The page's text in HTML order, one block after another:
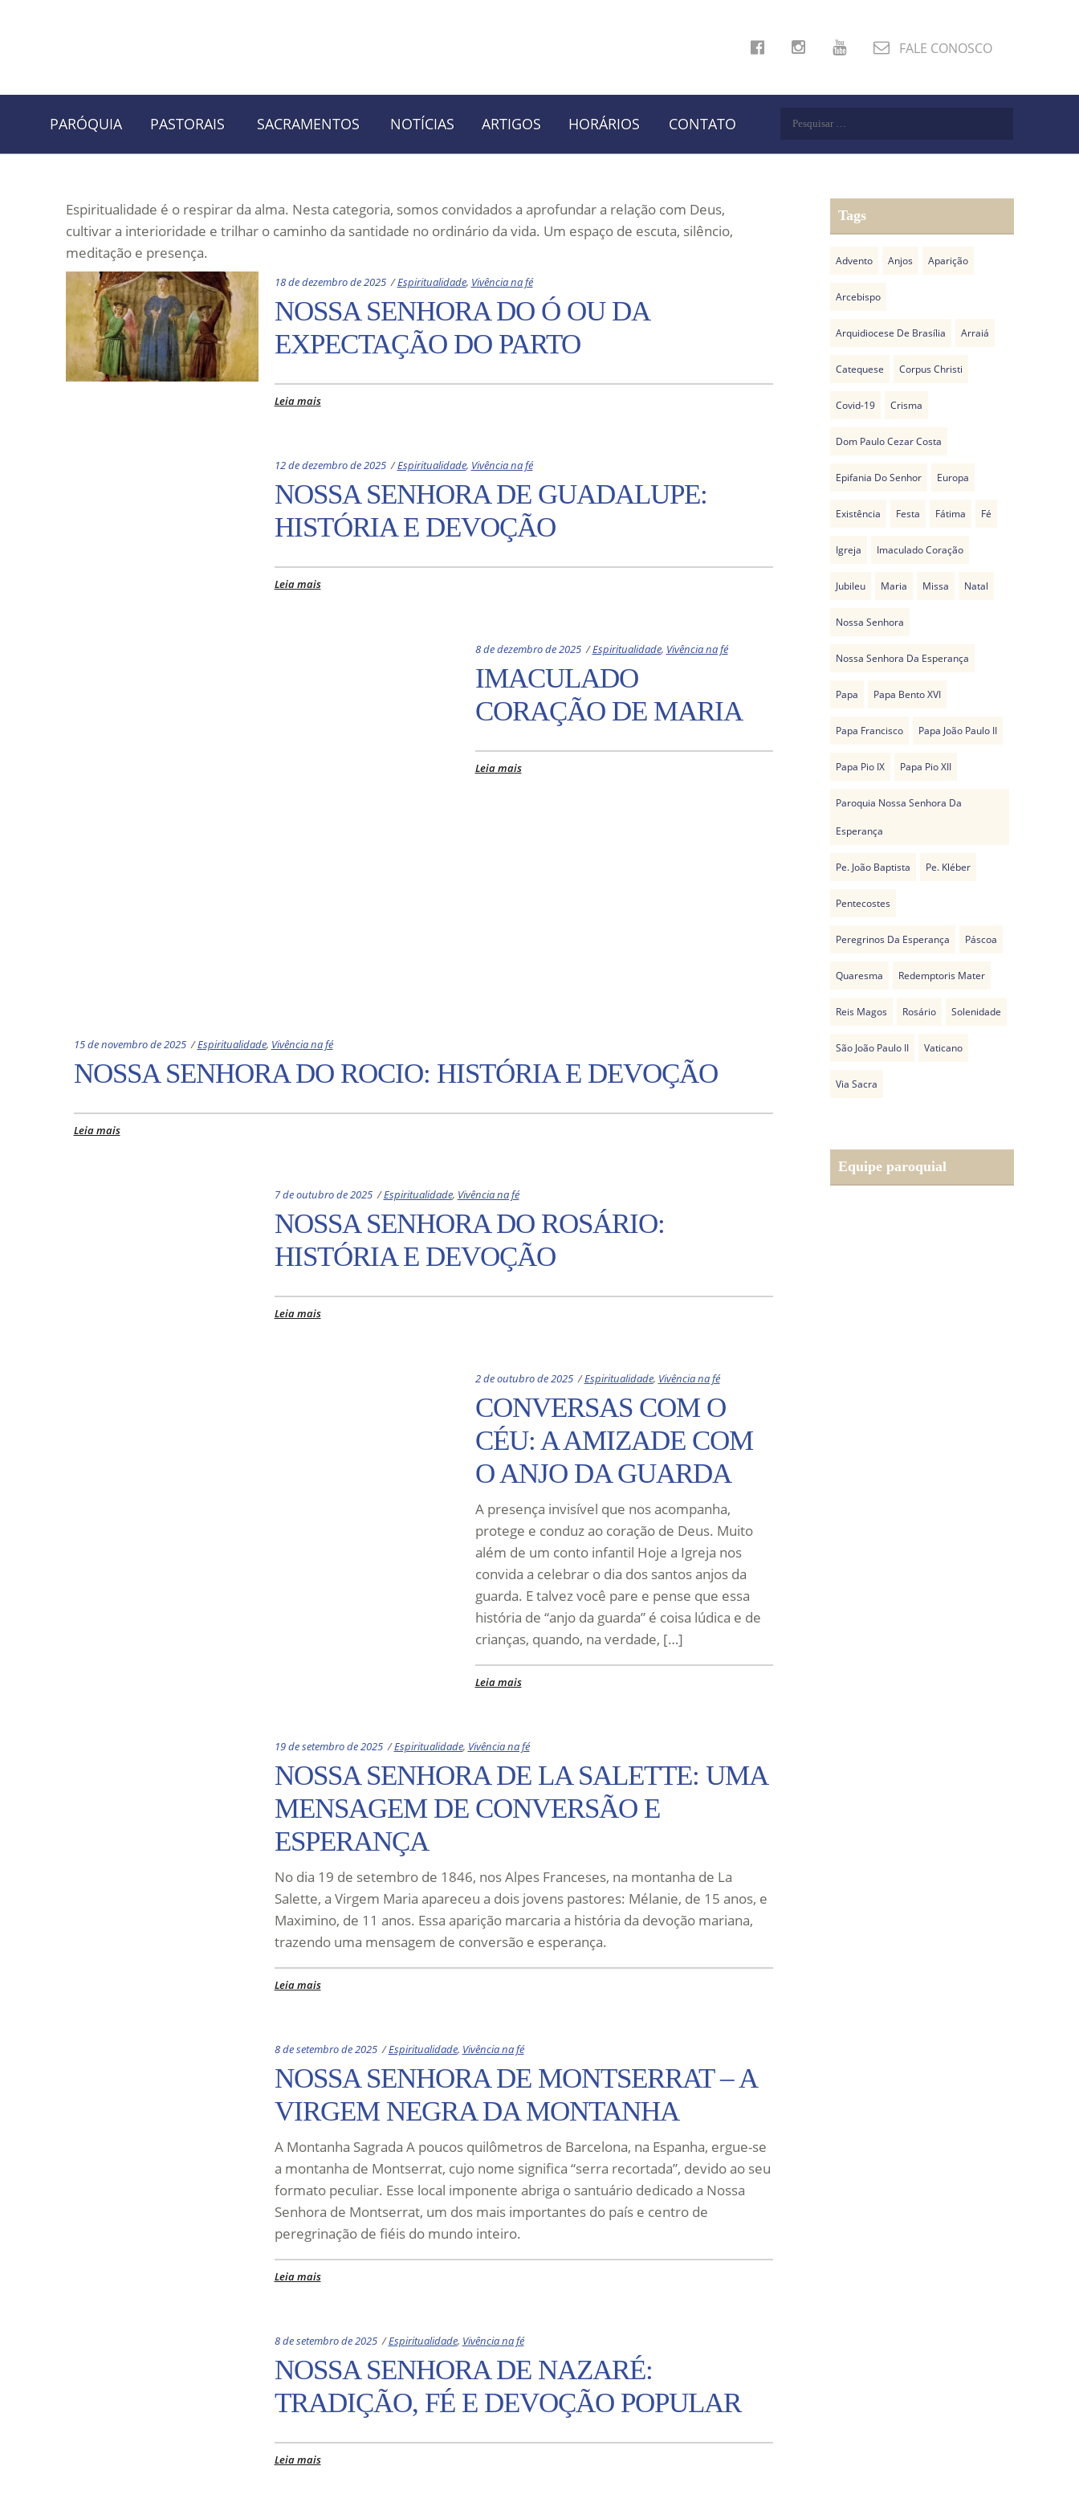
FALE CONOSCO
to
to
PARÓQUIA PASTORAIS SACRAMENTOS NOTÍCIAS ARTIGOS HORÁRIOS CONTATO
Pesquisar
Espiritualidade é o respirar da alma. Nesta categoria, somos convidados a aprofundar a relação com Deus,
cultivar a interioridade e trilhar o caminho da santidade no ordinário da vida. Um espaço de escuta, silêncio,
meditação e presença.
18 de dezembro de 2025 Categories:
Espiritualidade, Vivência na fé
NOSSA SENHORA DO Ó OU DA
EXPECTAÇÃO DO PARTO
Leia mais
12 de dezembro de 2025 Categories:
Espiritualidade, Vivência na fé
NOSSA SENHORA DE GUADALUPE:
HISTÓRIA E DEVOÇÃO
Leia mais
8 de dezembro de 2025 Categories:
Espiritualidade, Vivência na fé
IMACULADO
CORAÇÃO DE MARIA
Leia mais
15 de novembro de 2025 Categories:
Espiritualidade, Vivência na fé
NOSSA SENHORA DO ROCIO: HISTÓRIA E DEVOÇÃO
Leia mais
7 de outubro de 2025 Categories:
Espiritualidade, Vivência na fé
NOSSA SENHORA DO ROSÁRIO:
HISTÓRIA E DEVOÇÃO
Leia mais
2 de outubro de 2025 Categories:
Espiritualidade, Vivência na fé
CONVERSAS COM O
CÉU: A AMIZADE COM
O ANJO DA GUARDA
A presença invisível que nos acompanha,
protege e conduz ao coração de Deus. Muito
além de um conto infantil Hoje a Igreja nos
convida a celebrar o dia dos santos anjos da
guarda. E talvez você pare e pense que essa
história de “anjo da guarda” é coisa lúdica e de
crianças, quando, na verdade, […]
Leia mais
19 de setembro de 2025 Categories:
Espiritualidade, Vivência na fé
NOSSA SENHORA DE LA SALETTE: UMA
MENSAGEM DE CONVERSÃO E
ESPERANÇA
No dia 19 de setembro de 1846, nos Alpes Franceses, na montanha de La
Salette, a Virgem Maria apareceu a dois jovens pastores: Mélanie, de 15 anos, e
Maximino, de 11 anos. Essa aparição marcaria a história da devoção mariana,
trazendo uma mensagem de conversão e esperança.
Leia mais
8 de setembro de 2025 Categories:
Espiritualidade, Vivência na fé
NOSSA SENHORA DE MONTSERRAT – A
VIRGEM NEGRA DA MONTANHA
A Montanha Sagrada A poucos quilômetros de Barcelona, na Espanha, ergue-se
a montanha de Montserrat, cujo nome significa “serra recortada”, devido ao seu
formato peculiar. Esse local imponente abriga o santuário dedicado a Nossa
Senhora de Montserrat, um dos mais importantes do país e centro de
peregrinação de fiéis do mundo inteiro.
Leia mais
8 de setembro de 2025 Categories:
Espiritualidade, Vivência na fé
NOSSA SENHORA DE NAZARÉ:
TRADIÇÃO, FÉ E DEVOÇÃO POPULAR
Leia mais
Tags
Advento Anjos Aparição
Arcebispo
Arquidiocese De Brasília Arraiá
Catequese Corpus Christi
Covid-19 Crisma
Dom Paulo Cezar Costa
Epifania Do Senhor Europa
Existência Festa Fátima Fé
Igreja Imaculado Coração
Jubileu Maria Missa Natal
Nossa Senhora
Nossa Senhora Da Esperança
Papa Papa Bento XVI
Papa Francisco Papa João Paulo II
Papa Pio IX Papa Pio XII
Paroquia Nossa Senhora Da
Esperança
Pe. João Baptista Pe. Kléber
Pentecostes
Peregrinos Da Esperança Páscoa
Quaresma Redemptoris Mater
Reis Magos Rosário Solenidade
São João Paulo II Vaticano
Via Sacra
Equipe paroquial